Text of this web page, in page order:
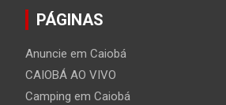
PÁGINAS
Anuncie em Caiobá
CAIOBÁ AO VIVO
Camping em Caiobá